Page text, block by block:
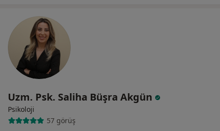
Uzm. Psk. Saliha Büşra Akgün
Psikoloji
57 görüş